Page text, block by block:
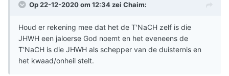
Op 22-12-2020 om 12:34 zei Chaim:
Houd er rekening mee dat het de T'NaCH zelf is die
JHWH een jaloerse God noemt en het eveneens de
T'NaCH is die JHWH als schepper van de duisternis en
het kwaad/onheil stelt.